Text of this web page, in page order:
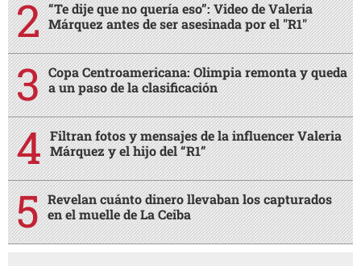
“Te dije que no quería eso”: Video de Valeria
Márquez antes de ser asesinada por el "R1"
Copa Centroamericana: Olimpia remonta y queda
a un paso de la clasificación
Filtran fotos y mensajes de la influencer Valeria
Márquez y el hijo del “R1”
Revelan cuánto dinero llevaban los capturados
en el muelle de La Ceiba